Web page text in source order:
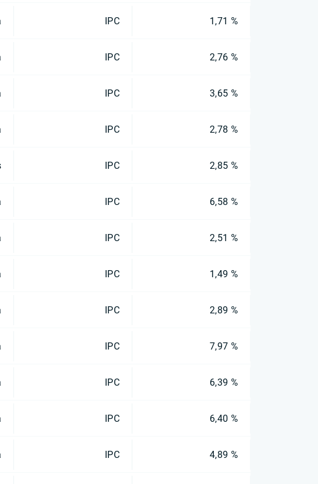
IPC 1,71 %
IPC 2,76 %
IPC 3,65 %
IPC 2,78 %
IPC 2,85 %
IPC 6,58 %
IPC 2,51 %
IPC 1,49 %
IPC 2,89 %
IPC 7,97 %
IPC 6,39 %
IPC 6,40 %
IPC 4,89 %